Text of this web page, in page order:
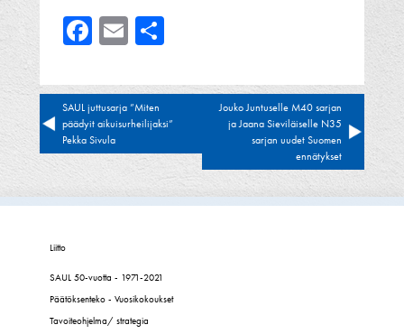
Facebook
Email
Artikkelien
selaus
SAUL juttusarja ”Miten
päädyit aikuisurheilijaksi”
Pekka Sivula
Jouko Juntuselle M40 sarjan
ja Jaana Sieviläiselle N35
sarjan uudet Suomen
ennätykset
Liitto
SAUL 50-vuotta - 1971-2021
Päätöksenteko - Vuosikokoukset
Tavoiteohjelma/ strategia